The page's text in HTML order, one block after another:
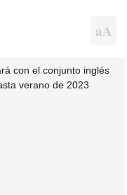
con el conjunto inglés
verano de 2023